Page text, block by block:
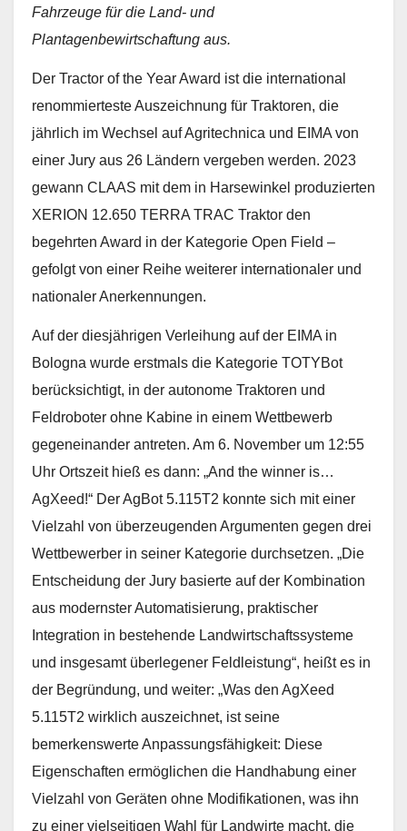
Fahrzeuge für die Land- und
Plantagenbewirtschaftung aus.
Der Tractor of the Year Award ist die international
renommierteste Auszeichnung für Traktoren, die
jährlich im Wechsel auf Agritechnica und EIMA von
einer Jury aus 26 Ländern vergeben werden. 2023
gewann CLAAS mit dem in Harsewinkel produzierten
XERION 12.650 TERRA TRAC Traktor den
begehrten Award in der Kategorie Open Field –
gefolgt von einer Reihe weiterer internationaler und
nationaler Anerkennungen.
Auf der diesjährigen Verleihung auf der EIMA in
Bologna wurde erstmals die Kategorie TOTYBot
berücksichtigt, in der autonome Traktoren und
Feldroboter ohne Kabine in einem Wettbewerb
gegeneinander antreten. Am 6. November um 12:55
Uhr Ortszeit hieß es dann: „And the winner is…
AgXeed!“ Der AgBot 5.115T2 konnte sich mit einer
Vielzahl von überzeugenden Argumenten gegen drei
Wettbewerber in seiner Kategorie durchsetzen. „Die
Entscheidung der Jury basierte auf der Kombination
aus modernster Automatisierung, praktischer
Integration in bestehende Landwirtschaftssysteme
und insgesamt überlegener Feldleistung“, heißt es in
der Begründung, und weiter: „Was den AgXeed
5.115T2 wirklich auszeichnet, ist seine
bemerkenswerte Anpassungsfähigkeit: Diese
Eigenschaften ermöglichen die Handhabung einer
Vielzahl von Geräten ohne Modifikationen, was ihn
zu einer vielseitigen Wahl für Landwirte macht, die